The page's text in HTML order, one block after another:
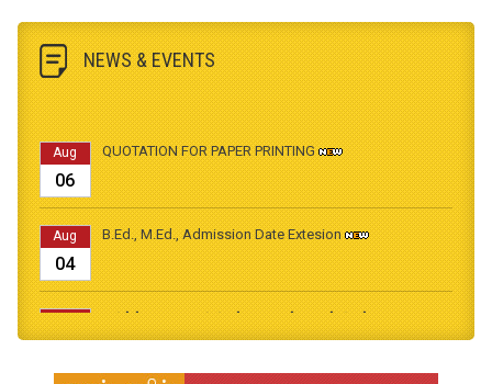
NEWS & EVENTS
Aug
06
QUOTATION FOR PAPER PRINTING
Aug
04
B.Ed., M.Ed., Admission Date Extesion
Jul
31
தமிழ்க்கலை – தமிழியல் காலாண்டு ஆய்விதழ் - 2026